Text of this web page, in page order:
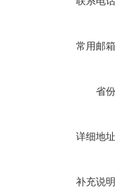
常用邮箱
省份
详细地址
补充说明